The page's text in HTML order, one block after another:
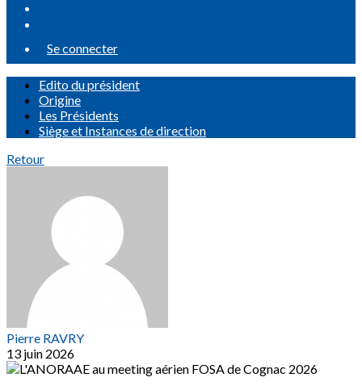
Se connecter
Edito du président
Origine
Les Présidents
Siège et Instances de direction
Retour
Pierre RAVRY
13 juin 2026